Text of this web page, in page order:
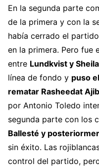
En la segunda parte
de la primera y con la
había cerrado el
en la primera. Pero fue
entre Lundkvist y
línea de fondo y puso
rematar Rasheedat
por Antonio Toledo
segunda parte con los
Ballesté y
sin éxito. Las
control del partido,